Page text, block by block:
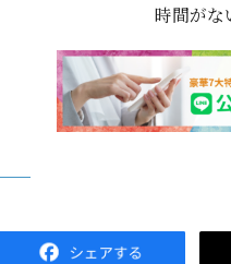
時間がな
Facebook